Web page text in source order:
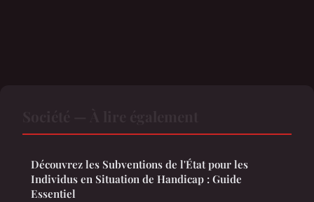
Découvrez les Subventions de l'État pour les
Individus en Situation de Handicap : Guide
Essentiel